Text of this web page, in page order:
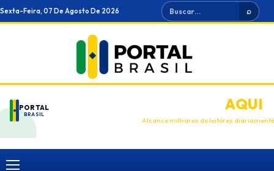
Ir
para
Sexta-Feira, 07 De Agosto De 2026 Buscar ⌕
PORTAL
BRASIL
ANUNCIEAQUI
Alcance milhares de leitores diariamente